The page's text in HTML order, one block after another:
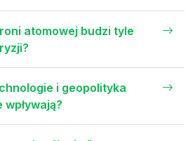
atomowej budzi tyle
i geopolityka